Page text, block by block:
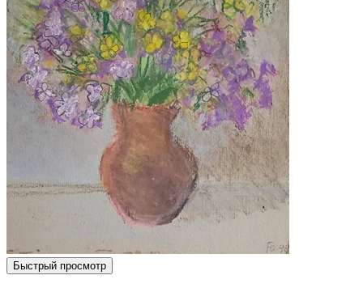
Быстрый просмотр